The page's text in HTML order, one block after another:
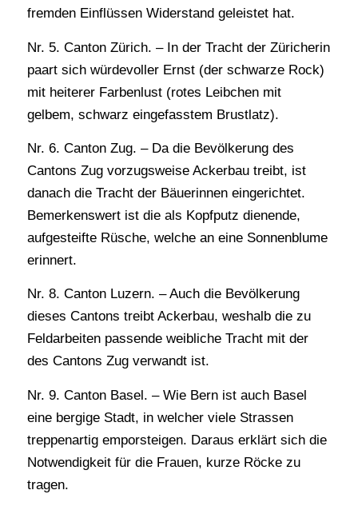
fremden Einflüssen Widerstand geleistet hat.
Nr. 5. Canton Zürich. – In der Tracht der Züricherin
paart sich würdevoller Ernst (der schwarze Rock)
mit heiterer Farbenlust (rotes Leibchen mit
gelbem, schwarz eingefasstem Brustlatz).
Nr. 6. Canton Zug. – Da die Bevölkerung des
Cantons Zug vorzugsweise Ackerbau treibt, ist
danach die Tracht der Bäuerinnen eingerichtet.
Bemerkenswert ist die als Kopfputz dienende,
aufgesteifte Rüsche, welche an eine Sonnenblume
erinnert.
Nr. 8. Canton Luzern. – Auch die Bevölkerung
dieses Cantons treibt Ackerbau, weshalb die zu
Feldarbeiten passende weibliche Tracht mit der
des Cantons Zug verwandt ist.
Nr. 9. Canton Basel. – Wie Bern ist auch Basel
eine bergige Stadt, in welcher viele Strassen
treppenartig emporsteigen. Daraus erklärt sich die
Notwendigkeit für die Frauen, kurze Röcke zu
tragen.